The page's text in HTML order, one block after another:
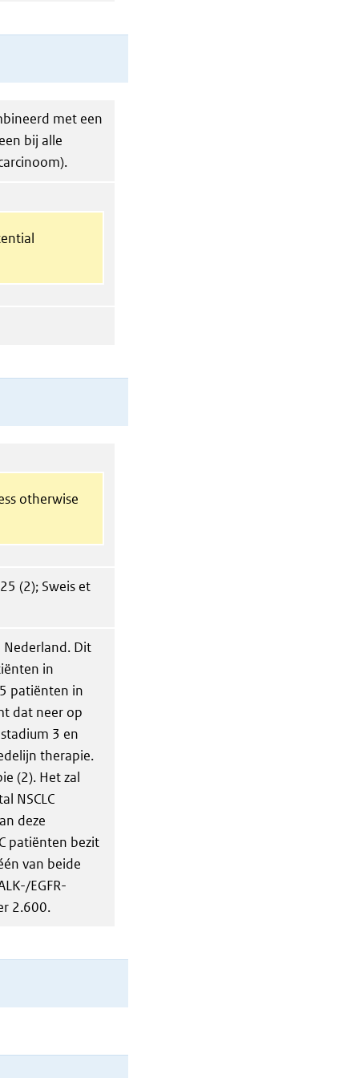
met een
bij alle
otherwise
(2); Sweis et
Nederland. Dit
in
patiënten in
dat neer op
3 en
therapie.
(2). Het zal
NSCLC
deze
patiënten bezit
van beide
EGFR-
2.600.